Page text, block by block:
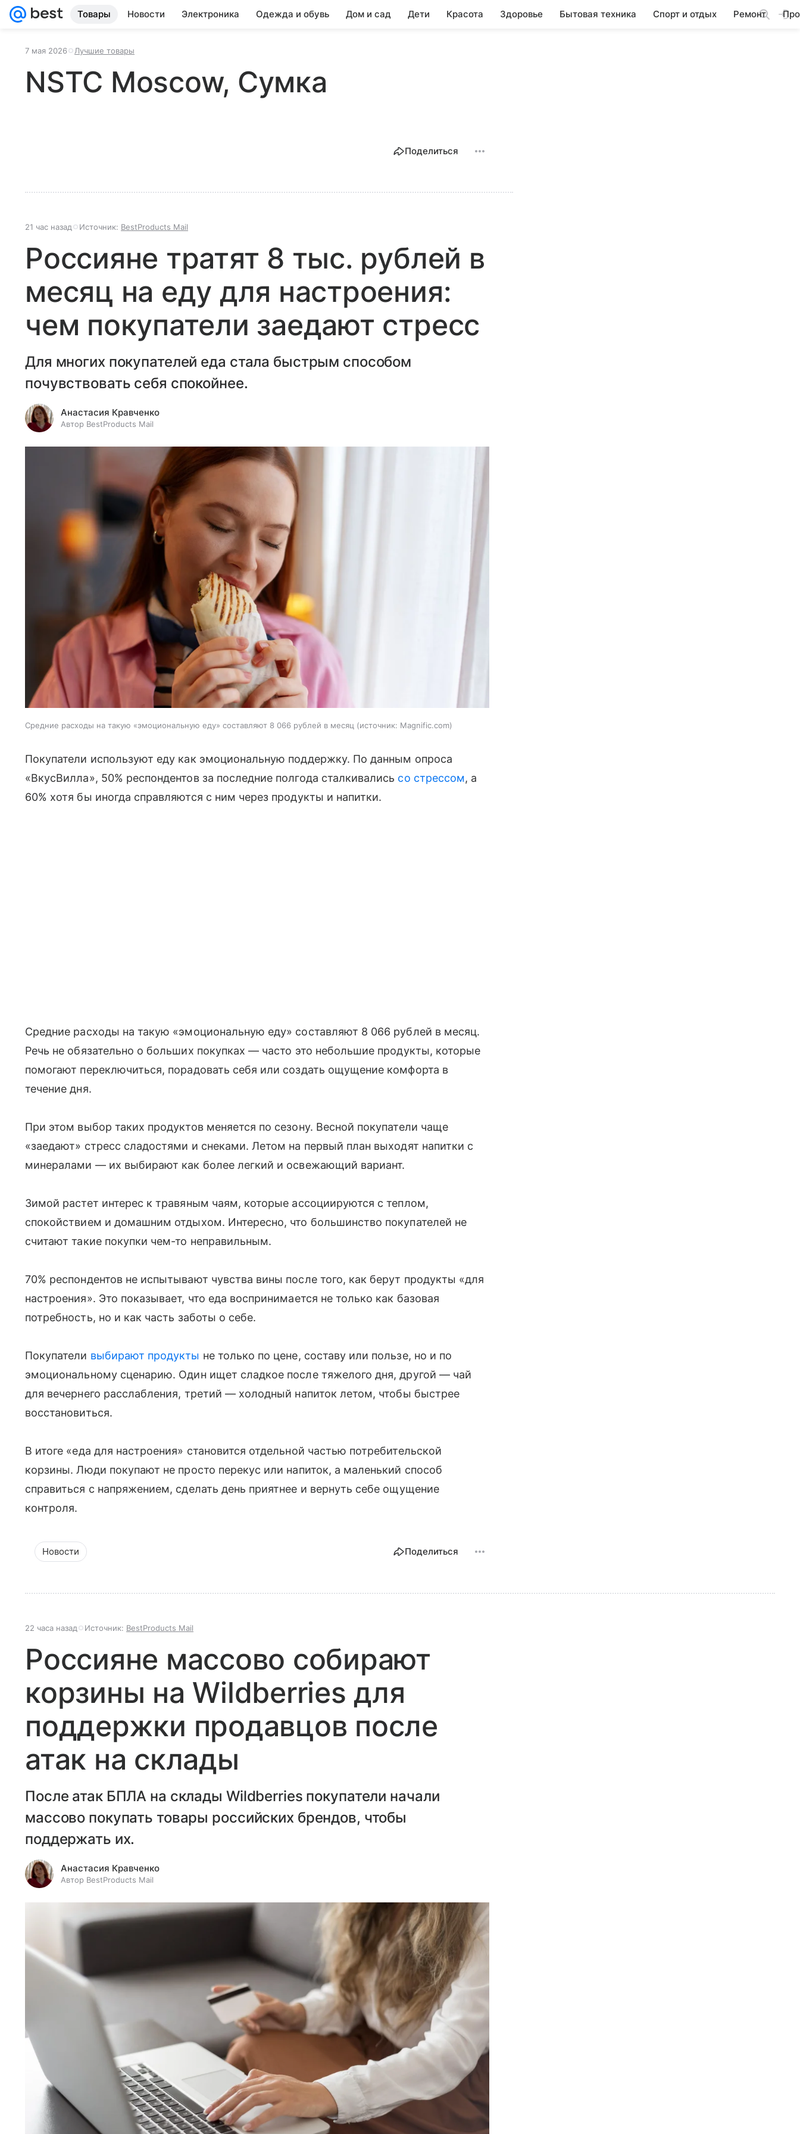
Товары Новости Электроника Одежда и обувь Дом и сад Дети Красота Здоровье Бытовая техника Спорт и отдых Ремонт
7 мая 2026 Лучшие товары
NSTC Moscow, Сумка
Поделиться
21 час назад Источник: BestProducts Mail
Россияне тратят 8 тыс. рублей в
месяц на еду для настроения:
чем покупатели заедают стресс
Для многих покупателей еда стала быстрым способом
почувствовать себя спокойнее.
Анастасия Кравченко
Автор BestProducts Mail
Средние расходы на такую «эмоциональную еду» составляют 8 066 рублей в месяц источник: Magnific.com
Покупатели используют еду как эмоциональную поддержку. По данным опроса
«ВкусВилла», 50% респондентов за последние полгода сталкивались со стрессом, а
60% хотя бы иногда справляются с ним через продукты и напитки.
Средние расходы на такую «эмоциональную еду» составляют 8 066 рублей в месяц.
Речь не обязательно о больших покупках — часто это небольшие продукты, которые
помогают переключиться, порадовать себя или создать ощущение комфорта в
течение дня.
При этом выбор таких продуктов меняется по сезону. Весной покупатели чаще
«заедают» стресс сладостями и снеками. Летом на первый план выходят напитки с
минералами — их выбирают как более легкий и освежающий вариант.
Зимой растет интерес к травяным чаям, которые ассоциируются с теплом,
спокойствием и домашним отдыхом. Интересно, что большинство покупателей не
считают такие покупки чем-то неправильным.
70% респондентов не испытывают чувства вины после того, как берут продукты «для
настроения». Это показывает, что еда воспринимается не только как базовая
потребность, но и как часть заботы о себе.
Покупатели выбирают продукты не только по цене, составу или пользе, но и по
эмоциональному сценарию. Один ищет сладкое после тяжелого дня, другой — чай
для вечернего расслабления, третий — холодный напиток летом, чтобы быстрее
восстановиться.
В итоге «еда для настроения» становится отдельной частью потребительской
корзины. Люди покупают не просто перекус или напиток, а маленький способ
справиться с напряжением, сделать день приятнее и вернуть себе ощущение
контроля.
Новости Поделиться
22 часа назад Источник: BestProducts Mail
Россияне массово собирают
корзины на Wildberries для
поддержки продавцов после
атак на склады
После атак БПЛА на склады Wildberries покупатели начали
массово покупать товары российских брендов, чтобы
поддержать их.
Анастасия Кравченко
Автор BestProducts Mail